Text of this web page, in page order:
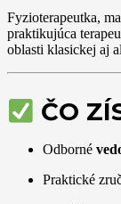
Fyzioterapeutka,
praktikujúca
oblasti klasickej aj
ČO
Odborné
Praktické